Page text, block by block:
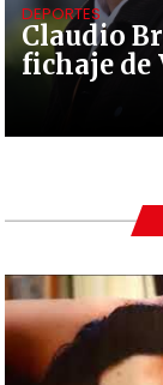
Claudio
fichaje de
DEPORTES